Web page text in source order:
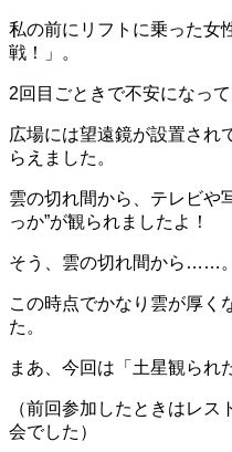
私の前にリフトに乗った女
戦！」。
2回目ごときで不安になって
広場には望遠鏡が設置され
らえました。
雲の切れ間から、テレビや
っか”が観られましたよ！
そう、雲の切れ間から……。
この時点でかなり雲が厚く
た。
まあ、今回は「土星観られ
（前回参加したときはレ
会でした）